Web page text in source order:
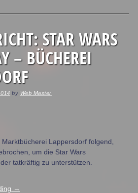
STAR WARS
– BÜCHEREI
by Web Master
Marktbücherei Lappersdorf folgend,
um die Star Wars
tatkräftig zu unterstützen.
→